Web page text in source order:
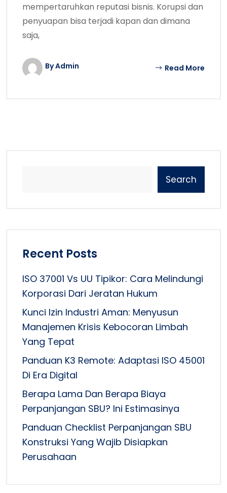
mempertaruhkan reputasi bisnis. Korupsi dan
penyuapan bisa terjadi kapan dan dimana
saja,
By Admin Read More
Search
Recent Posts
ISO 37001 Vs UU Tipikor: Cara Melindungi
Korporasi Dari Jeratan Hukum
Kunci Izin Industri Aman: Menyusun
Manajemen Krisis Kebocoran Limbah
Yang Tepat
Panduan K3 Remote: Adaptasi ISO 45001
Di Era Digital
Berapa Lama Dan Berapa Biaya
Perpanjangan SBU? Ini Estimasinya
Panduan Checklist Perpanjangan SBU
Konstruksi Yang Wajib Disiapkan
Perusahaan